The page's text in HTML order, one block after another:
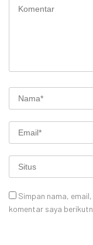
Simpan nama,
komentar saya